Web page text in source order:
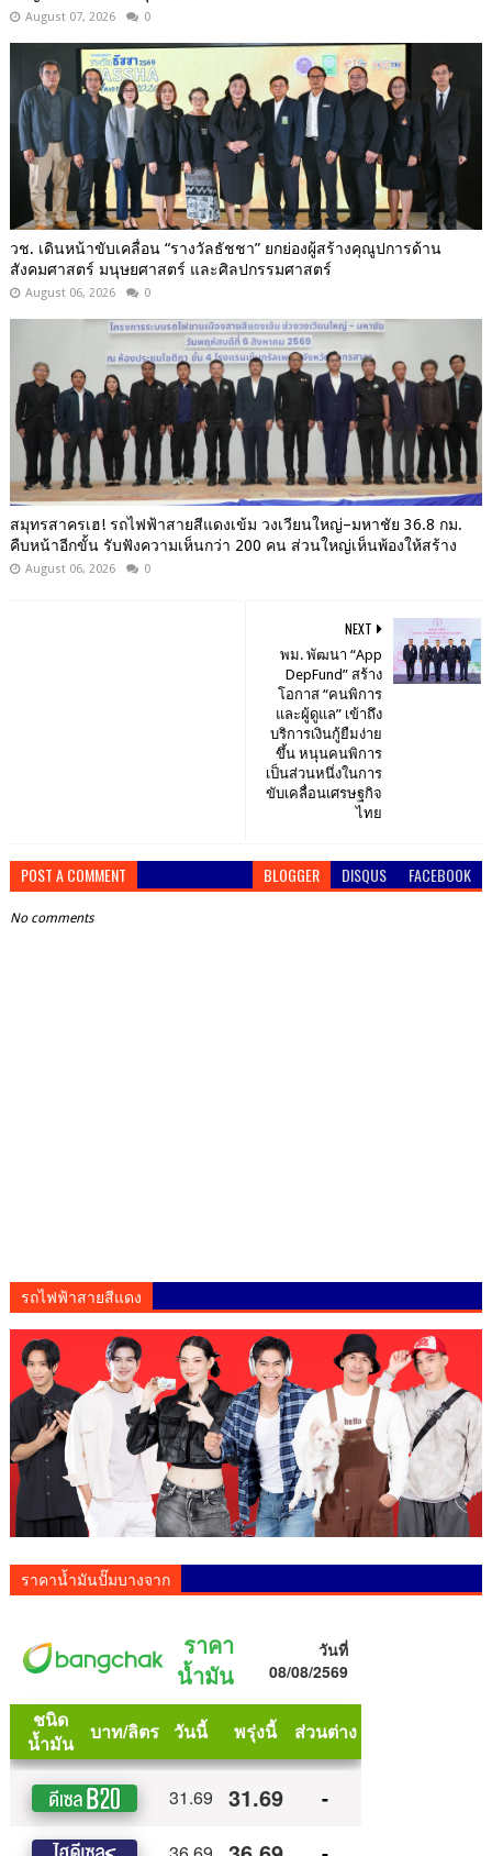
August 07, 2026 0
วช. เดินหน้าขับเคลื่อน “รางวัลธัชชา” ยกย่องผู้สร้างคุณูปการด้าน
สังคมศาสตร์ มนุษยศาสตร์ และศิลปกรรมศาสตร์
August 06, 2026 0
สมุทรสาครเฮ! รถไฟฟ้าสายสีแดงเข้ม วงเวียนใหญ่–มหาชัย 36.8 กม.
คืบหน้าอีกขั้น รับฟังความเห็นกว่า 200 คน ส่วนใหญ่เห็นพ้องให้สร้าง
August 06, 2026 0
NEXT
พม. พัฒนา “App
DepFund” สร้าง
โอกาส “คนพิการ
และผู้ดูแล” เข้าถึง
บริการเงินกู้ยืมง่าย
ขึ้น หนุนคนพิการ
เป็นส่วนหนึ่งในการ
ขับเคลื่อนเศรษฐกิจ
ไทย
POST A COMMENT BLOGGER DISQUS FACEBOOK
No comments
รถไฟฟ้าสายสีแดง
ราคาน้ำมันปั๊มบางจาก